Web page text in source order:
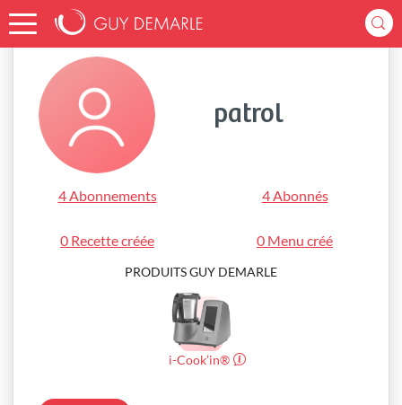
Accueil patrol
patrol
4 Abonnements 4 Abonnés
0 Recette créée 0 Menu créé
PRODUITS GUY DEMARLE
i-Cook’in®